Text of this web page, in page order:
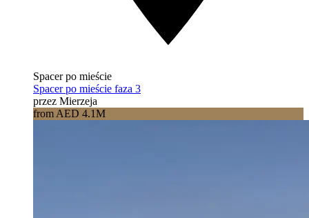
Spacer po mieście
Spacer po mieście faza 3
przez Mierzeja
from AED 4.1M